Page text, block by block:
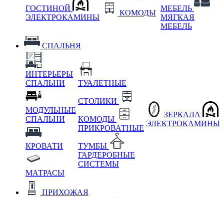
ГОСТИНОЙ
ЭЛЕКТРОКАМИНЫ
КОМОДЫ
МЕБЕЛЬ
МЯГКАЯ
МЕБЕЛЬ
СПАЛЬНЯ
ИНТЕРЬЕРЫ
СПАЛЬНИ
МОДУЛЬНЫЕ
СПАЛЬНИ
КРОВАТИ
МАТРАСЫ
ТУАЛЕТНЫЕ
СТОЛИКИ
КОМОДЫ
ПРИКРОВАТНЫЕ
ТУМБЫ
ГАРДЕРОБНЫЕ
СИСТЕМЫ
ЗЕРКАЛА
ЭЛЕКТРОКАМИНЫ
ПРИХОЖАЯ